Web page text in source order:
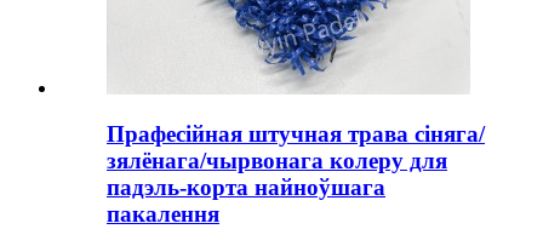
Прафесійная штучная трава сіняга/
зялёнага/чырвонага колеру для
падэль-корта найноўшага
пакалення